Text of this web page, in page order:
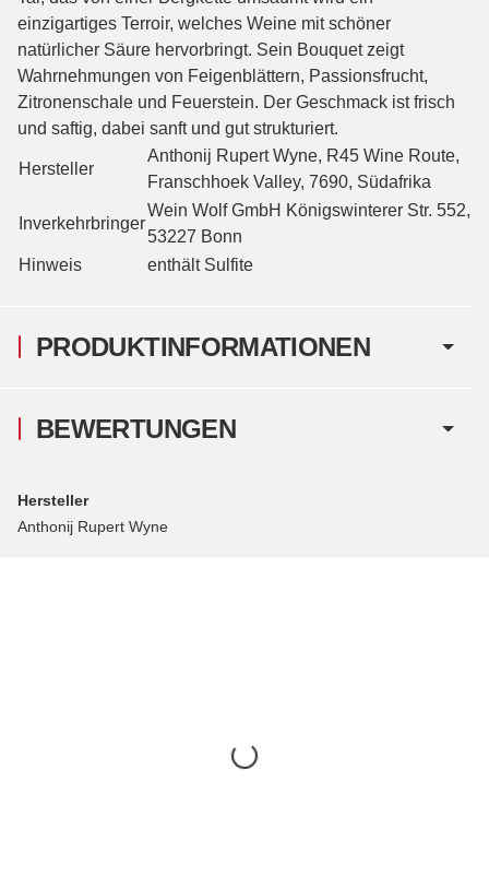
PRODUKTINFORMATIONEN
einzigartiges Terroir, welches Weine mit schöner
natürlicher Säure hervorbringt. Sein Bouquet zeigt
Wahrnehmungen von Feigenblättern, Passionsfrucht,
Zitronenschale und Feuerstein. Der Geschmack ist frisch
und saftig, dabei sanft und gut strukturiert.
Hersteller
Anthonij Rupert Wyne, R45 Wine Route,
Franschhoek Valley, 7690, Südafrika
Inverkehrbringer
Wein Wolf GmbH Königswinterer Str. 552,
53227 Bonn
Hinweis
enthält Sulfite
BEWERTUNGEN
Hersteller
Anthonij Rupert Wyne